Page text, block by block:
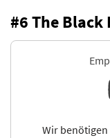
#6 The Black
Wir